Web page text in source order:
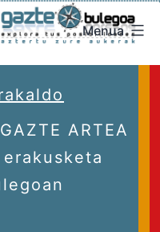
Menua
ARTEA
erakusketa